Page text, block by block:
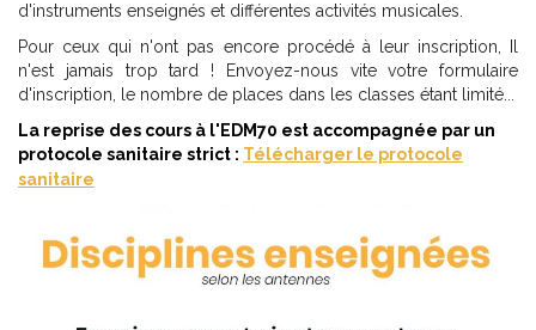
d'instruments enseignés et différentes activités musicales.
Pour ceux qui n'ont pas encore procédé à leur inscription, Il
n'est jamais trop tard ! Envoyez-nous vite votre formulaire
d'inscription, le nombre de places dans les classes étant limité...
La reprise des cours à l'EDM70 est accompagnée par un
protocole sanitaire strict : Télécharger le protocole
sanitaire